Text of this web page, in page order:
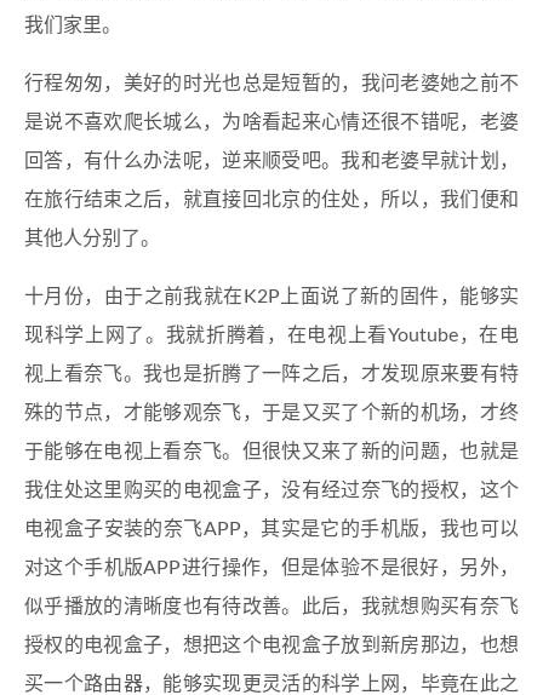
我们家里。
行程匆匆，美好的时光也总是短暂的，我问老婆她之前不
是说不喜欢爬长城么，为啥看起来心情还很不错呢，老婆
回答，有什么办法呢，逆来顺受吧。我和老婆早就计划，
在旅行结束之后，就直接回北京的住处，所以，我们便和
其他人分别了。
十月份，由于之前我就在K2P上面说了新的固件，能够实
现科学上网了。我就折腾着，在电视上看Youtube，在电
视上看奈飞。我也是折腾了一阵之后，才发现原来要有特
殊的节点，才能够观奈飞，于是又买了个新的机场，才终
于能够在电视上看奈飞。但很快又来了新的问题，也就是
我住处这里购买的电视盒子，没有经过奈飞的授权，这个
电视盒子安装的奈飞APP，其实是它的手机版，我也可以
对这个手机版APP进行操作，但是体验不是很好，另外，
似乎播放的清晰度也有待改善。此后，我就想购买有奈飞
授权的电视盒子，想把这个电视盒子放到新房那边，也想
买一个路由器，能够实现更灵活的科学上网，毕竟在此之